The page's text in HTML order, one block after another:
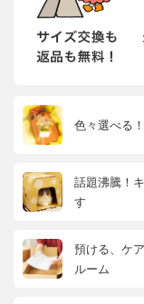
色々選べる
話題沸騰！
す
預ける、ケ
ルーム